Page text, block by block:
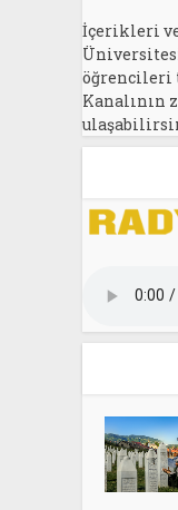
İçerikleri
öğrencileri
Kanalının